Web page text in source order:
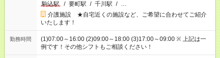
駒込駅
/ 要町駅 / 千川駅 / …
介護施設 ★自宅近くの施設など、ご希望に合わせてご紹介
いたします！
勤務時間
(1)07:00～16:00 (2)09:00～18:00 (3)17:00～09:00 ※ 上記は一
例です！その他シフトもご相談ください！